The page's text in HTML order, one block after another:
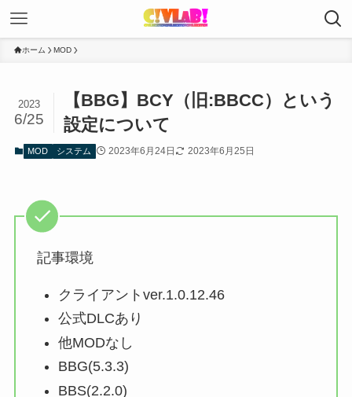
ホーム MOD
【BBG】BCY（旧:BBCC）という
設定について
2023
6/25
MOD システム 2023年6月24日 2023年6月25日
記事環境
クライアントver.1.0.12.46
公式DLCあり
他MODなし
BBG(5.3.3)
BBS(2.2.0)